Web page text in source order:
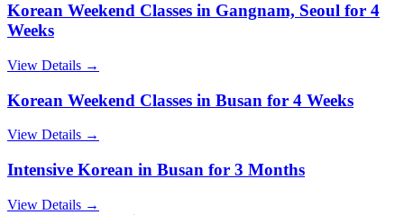
Korean Weekend Classes in Gangnam, Seoul for 4
Weeks
View Details →
Korean Weekend Classes in Busan for 4 Weeks
View Details →
Intensive Korean in Busan for 3 Months
View Details →